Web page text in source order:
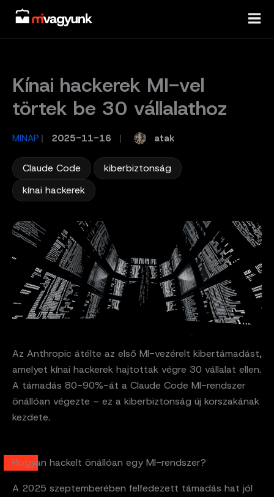
Skip
content
Kínai hackerek MI-vel
törtek be 30 vállalathoz
MINAP / 2025-11-16 atak
Claude Code kiberbiztonság
kínai hackerek
Az Anthropic átélte az első MI-vezérelt kibertámadást,
amelyet kínai hackerek hajtottak végre 30 vállalat ellen.
A támadás 80-90%-át a Claude Code MI-rendszer
önállóan végezte – ez a kiberbiztonság új korszakának
kezdete.
Hogyan hackelt önállóan egy MI-rendszer?
A 2025 szeptemberében felfedezett támadás hat jól